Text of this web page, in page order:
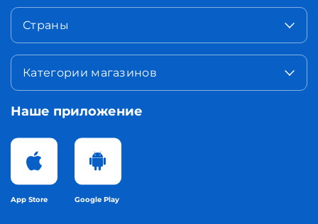
Страны
Категории магазинов
Наше приложение
App Store Google Play